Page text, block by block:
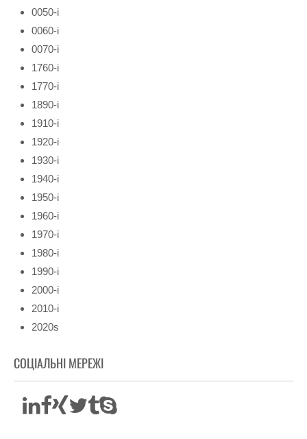
0050-і
0060-і
0070-і
1760-і
1770-і
1890-і
1910-і
1920-і
1930-і
1940-і
1950-і
1960-і
1970-і
1980-і
1990-і
2000-і
2010-і
2020s
СОЦІАЛЬНІ МЕРЕЖІ